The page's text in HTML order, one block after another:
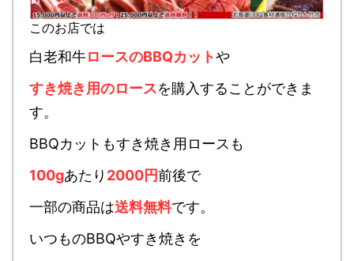
このお店では
白老和牛ロースのBBQカットや
すき焼き用のロースを購入することができま
す。
BBQカットもすき焼き用ロースも
100gあたり 2000円前後で
一部の商品は送料無料です。
いつものBBQやすき焼きを